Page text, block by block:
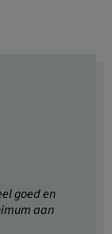
goed en
aan